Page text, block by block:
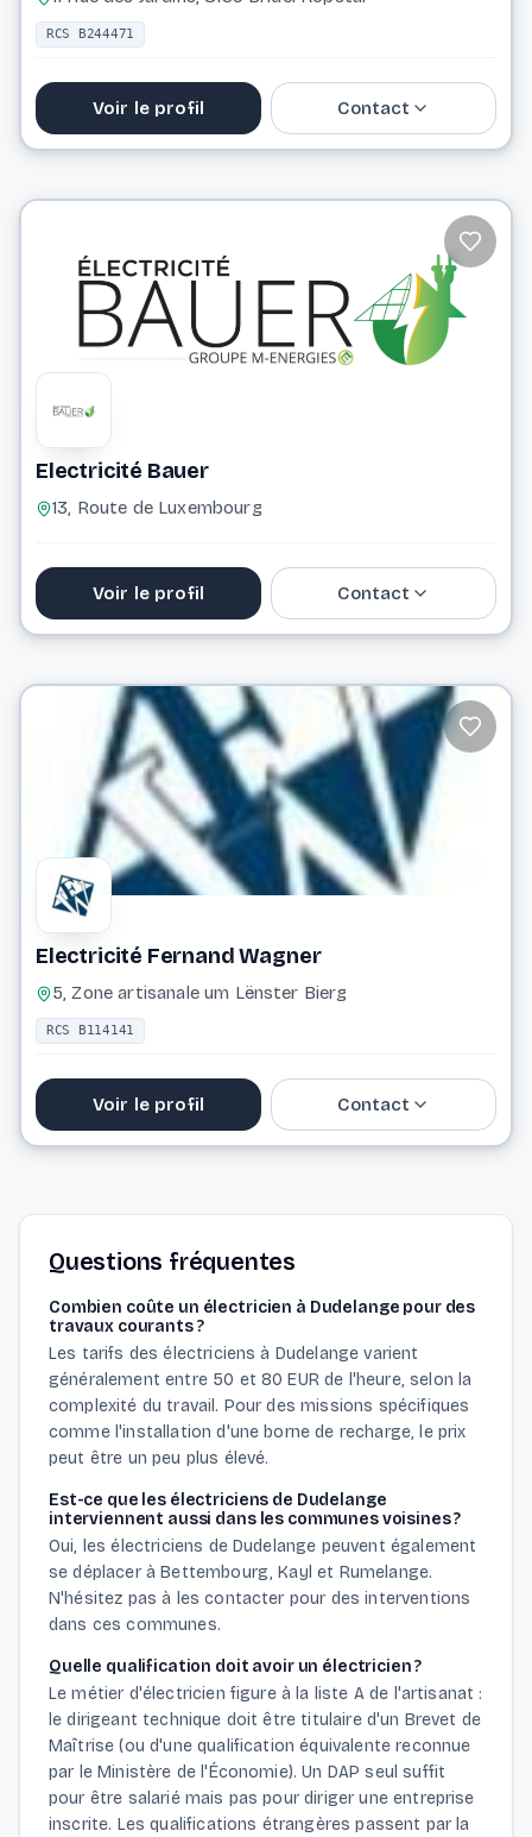
RCS B244471
Voir le profil Contact
Electricité Bauer
13, Route de Luxembourg
Voir le profil Contact
Website
Electricité Fernand Wagner
5, Zone artisanale um Lënster Bierg
RCS B114141
Voir le profil Contact
Questions fréquentes
Combien coûte un électricien à Dudelange pour des
travaux courants ?
Les tarifs des électriciens à Dudelange varient
généralement entre 50 et 80 EUR de l'heure, selon la
complexité du travail. Pour des missions spécifiques
comme l'installation d'une borne de recharge, le prix
peut être un peu plus élevé.
Est-ce que les électriciens de Dudelange
interviennent aussi dans les communes voisines ?
Oui, les électriciens de Dudelange peuvent également
se déplacer à Bettembourg, Kayl et Rumelange.
N'hésitez pas à les contacter pour des interventions
dans ces communes.
Quelle qualification doit avoir un électricien ?
Le métier d'électricien figure à la liste A de l'artisanat :
le dirigeant technique doit être titulaire d'un Brevet de
Maîtrise (ou d'une qualification équivalente reconnue
par le Ministère de l'Économie). Un DAP seul suffit
pour être salarié mais pas pour diriger une entreprise
inscrite. Les qualifications étrangères passent par la